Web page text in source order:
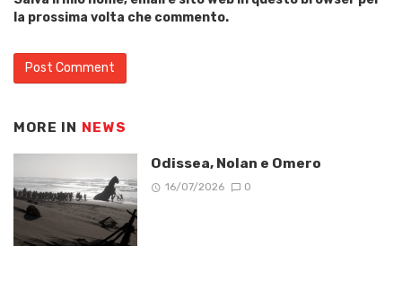
la prossima volta che commento.
MORE IN NEWS
Odissea, Nolan e Omero
16/07/2026 0